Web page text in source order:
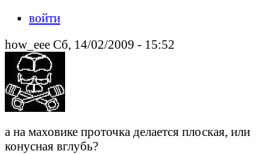
войти
how_eee Сб, 14/02/2009 - 15:52
а на маховике проточка делается плоская, или
конусная вглубь?